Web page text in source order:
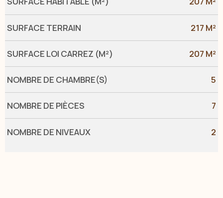
SURFACE TERRAIN 217 M²
SURFACE LOI CARREZ (M²) 207 M²
NOMBRE DE CHAMBRE(S) 5
NOMBRE DE PIÈCES 7
NOMBRE DE NIVEAUX 2